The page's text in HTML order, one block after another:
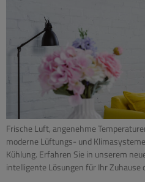
Frische Luft, angenehme
moderne Lüftungs- und
Kühlung. Erfahren Sie in unserem
intelligente Lösungen für Ihr